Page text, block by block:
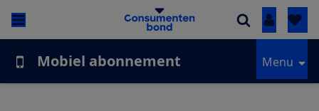
Inloggen
Mobiel abonnement Menu